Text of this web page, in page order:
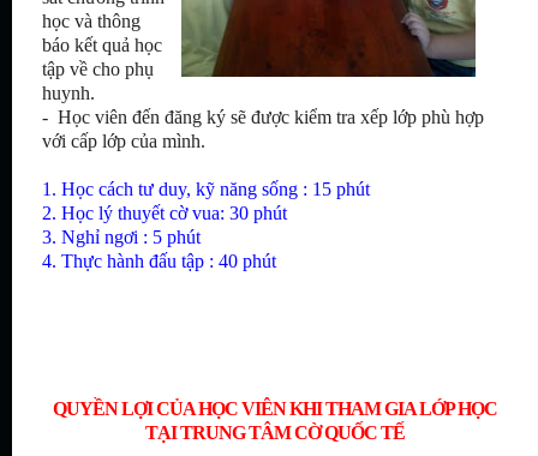
học và thông
báo kết quả học
tập về cho phụ
huynh.
- Học viên đến đăng ký sẽ được kiểm tra xếp lớp phù hợp
với cấp lớp của mình.
1. Học cách tư duy, kỹ năng sống : 15 phút
2. Học lý thuyết cờ vua: 30 phút
3. Nghỉ ngơi : 5 phút
4. Thực hành đấu tập : 40 phút
QUYỀN LỢI CỦA HỌC VIÊN KHI THAM GIA LỚP HỌC
TẠI TRUNG TÂM CỜ QUỐC TẾ